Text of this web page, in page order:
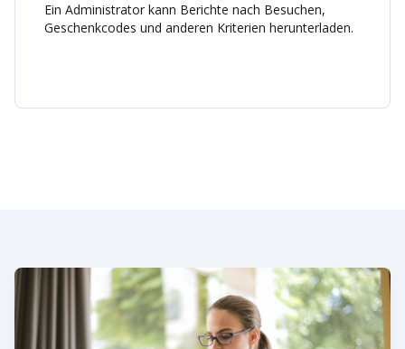
Ein Administrator kann Berichte nach Besuchen,
Geschenkcodes und anderen Kriterien herunterladen.